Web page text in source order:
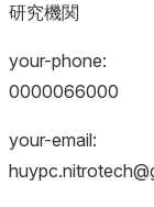
研究機関
your-phone:
0000066000
your-email: